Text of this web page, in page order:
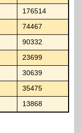
176514
74467
90332
23699
30639
35475
13868